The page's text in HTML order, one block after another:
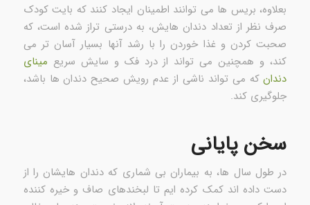
بعلاوه، بریس ها می توانند اطمینان ایجاد کنند که بایت کودک
صرف نظر از تعداد دندان هایش، به درستی تراز شده است، که
صحبت کردن و غذا خوردن را با رشد آنها بسیار آسان تر می
کند، و همچنین می تواند از درد فک و سایش سریع مینای
دندانکه می تواند ناشی از عدم رویش صحیح دندان ها باشد،
جلوگیری کند.
سخن پایانی
در طول سال ها، به بیماران بی شماری که دندان هایشان را از
دست داده اند کمک کرده ایم تا لبخندهای صاف و خیره‌ کننده